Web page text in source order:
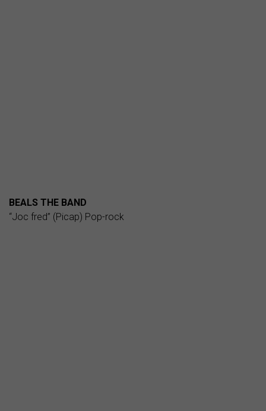
BEALS THE BAND
“Joc fred” (Picap) Pop-rock